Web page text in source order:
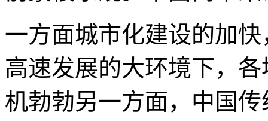
一方面城市化建设的加
高速发展的大环境下，
机勃勃另一方面，中国